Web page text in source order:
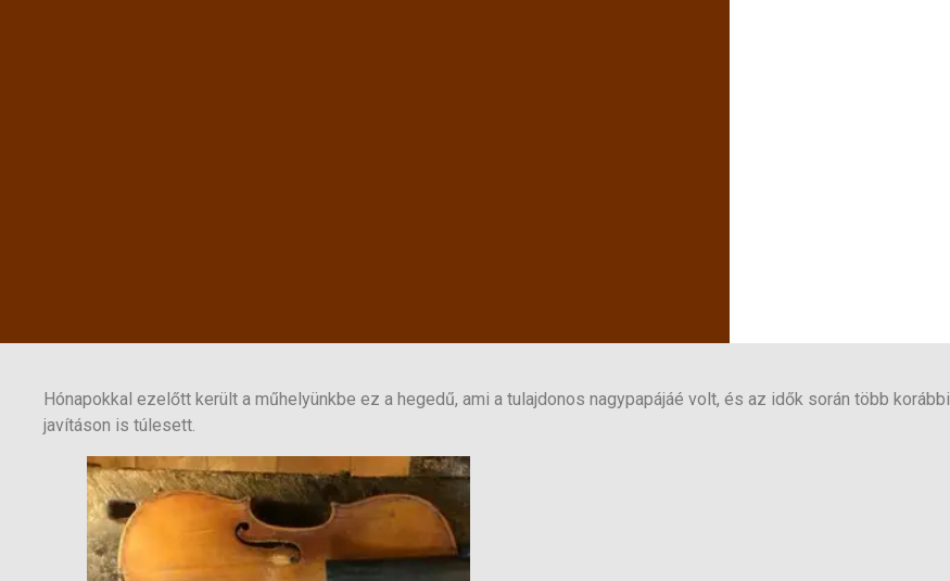
Hónapokkal ezelőtt került a műhelyünkbe ez a hegedű, ami a tulajdonos nagypapájáé volt, és az idők során több korábbi
javításon is túlesett.